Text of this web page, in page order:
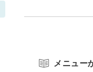
メニュー